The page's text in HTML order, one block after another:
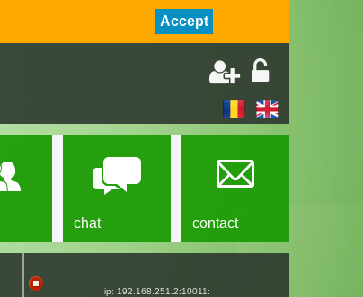
Accept
chat contact
ip: 192.168.251.2:10011: